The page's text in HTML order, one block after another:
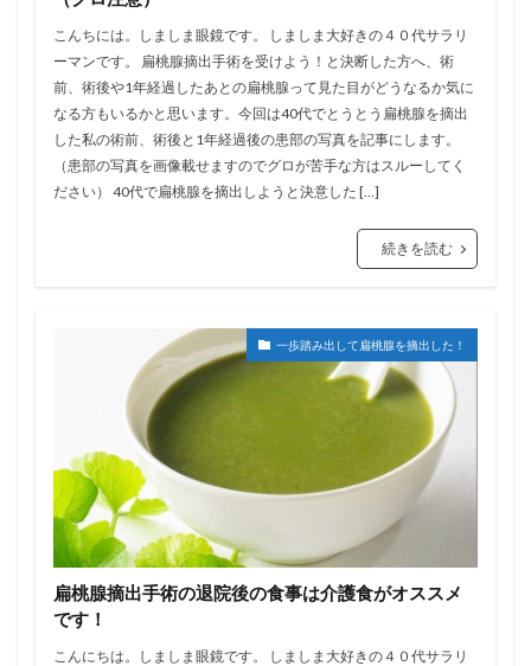
こんちには。しましま眼鏡です。 しましま大好きの４０代サラリ
ーマンです。 扁桃腺摘出手術を受けよう！と決断した方へ、術
前、術後や1年経過したあとの扁桃腺って見た目がどうなるか気に
なる方もいるかと思います。今回は40代でとうとう扁桃腺を摘出
した私の術前、術後と1年経過後の患部の写真を記事にします。
（患部の写真を画像載せますのでグロが苦手な方はスルーしてく
ださい） 40代で扁桃腺を摘出しようと決意した […]
続きを読む
一歩踏み出して扁桃腺を摘出した！
扁桃腺摘出手術の退院後の食事は介護食がオススメ
です！
こんにちは。しましま眼鏡です。 しましま大好きの４０代サラリ